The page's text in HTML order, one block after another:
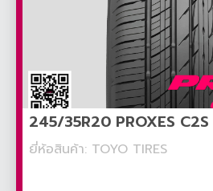
245/35R20 PROXES C2S
ยี่ห้อสินค้า: TOYO TIRES